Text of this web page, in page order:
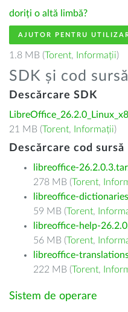
doriți o altă limbă?
AJUTOR PENTRU
1.8 MB (Torent, Informații)
SDK și cod sursă
Descărcare SDK
21 MB (Torent, Informații)
Descărcare cod sursă
libreoffice-
278 MB (Torent,
libreoffice-
59 MB (Torent,
libreoffice-help-
56 MB (Torent,
libreoffice-
222 MB (Torent,
Sistem de operare